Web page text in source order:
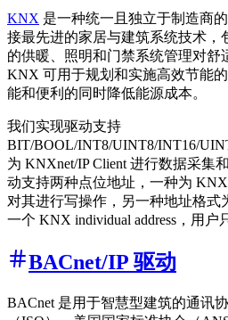
KNX 是一种统一且独立于制造商
接最先进的家居与建筑系统技术，
的供暖、照明和门禁系统管理对舒
KNX 可用于规划和实施高效节能
能和便利的同时降低能源成本。
我们实现驱动支持
BIT/BOOL/INT8/UINT8/INT16/
为 KNXnet/IP Client 进行数据采集
动支持两种点位地址，一种为 KNX
对其进行写操作，另一种地址格式
一个 KNX individual address，用户
BACnet/IP 驱动
BACnet 是用于智慧型建筑的通讯